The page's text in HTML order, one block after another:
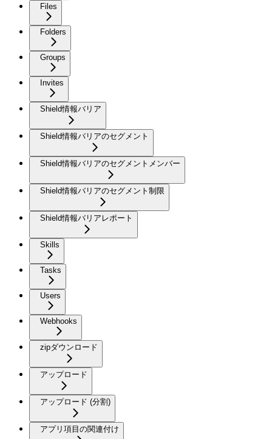
Files
Folders
Groups
Invites
Shield情報バリア
Shield情報バリアのセグメント
Shield情報バリアのセグメントメンバー
Shield情報バリアのセグメント制限
Shield情報バリアレポート
Skills
Tasks
Users
Webhooks
zipダウンロード
アップロード
アップロード (分割)
アプリ項目の関連付け